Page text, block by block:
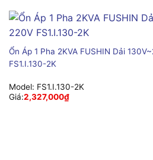
Ổn Áp 1 Pha 2KVA FUSHIN Dải
FS1.I.130-2K
Model: FS1.I.130-2K
Giá:2,327,000₫